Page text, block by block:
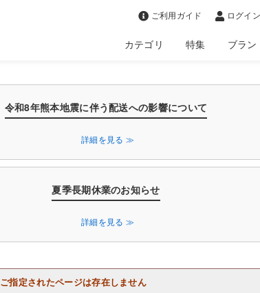
ご利用ガイド ログイ
カテゴリ 特集 ブラン
令和8年熊本地震に伴う配送への影響について
詳細を見る ≫
夏季長期休業のお知らせ
詳細を見る ≫
ご指定されたページは存在しません